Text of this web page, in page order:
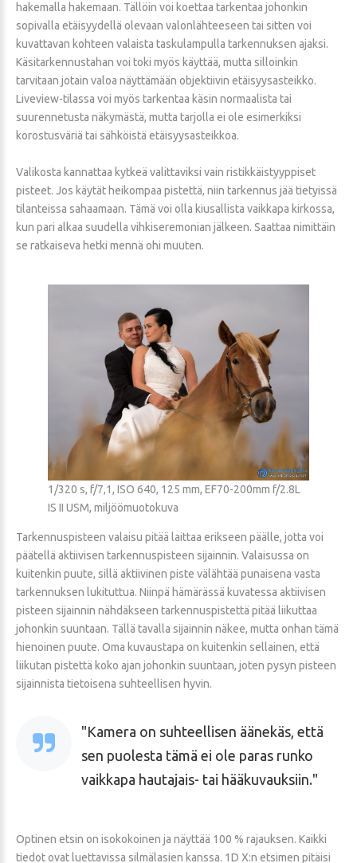
hakemalla hakemaan. Tällöin voi koettaa tarkentaa johonkin
sopivalla etäisyydellä olevaan valonlähteeseen tai sitten voi
kuvattavan kohteen valaista taskulampulla tarkennuksen ajaksi.
Käsitarkennustahan voi toki myös käyttää, mutta silloinkin
tarvitaan jotain valoa näyttämään objektiivin etäisyysasteikko.
Liveview-tilassa voi myös tarkentaa käsin normaalista tai
suurennetusta näkymästä, mutta tarjolla ei ole esimerkiksi
korostusväriä tai sähköistä etäisyysasteikkoa.
Valikosta kannattaa kytkeä valittaviksi vain ristikkäistyyppiset
pisteet. Jos käytät heikompaa pistettä, niin tarkennus jää tietyissä
tilanteissa sahaamaan. Tämä voi olla kiusallista vaikkapa kirkossa,
kun pari alkaa suudella vihkiseremonian jälkeen. Saattaa nimittäin
se ratkaiseva hetki mennä ohi muuten.
1/320 s, f/7,1, ISO 640, 125 mm, EF70-200mm f/2.8L
IS II USM, miljöömuotokuva
Tarkennuspisteen valaisu pitää laittaa erikseen päälle, jotta voi
päätellä aktiivisen tarkennuspisteen sijainnin. Valaisussa on
kuitenkin puute, sillä aktiivinen piste välähtää punaisena vasta
tarkennuksen lukituttua. Niinpä hämärässä kuvatessa aktiivisen
pisteen sijainnin nähdäkseen tarkennuspistettä pitää liikuttaa
johonkin suuntaan. Tällä tavalla sijainnin näkee, mutta onhan tämä
hienoinen puute. Oma kuvaustapa on kuitenkin sellainen, että
liikutan pistettä koko ajan johonkin suuntaan, joten pysyn pisteen
sijainnista tietoisena suhteellisen hyvin.
Kamera on suhteellisen äänekäs, että
sen puolesta tämä ei ole paras runko
vaikkapa hautajais- tai hääkuvauksiin.
Optinen etsin on isokokoinen ja näyttää 100 % rajauksen. Kaikki
tiedot ovat luettavissa silmälasien kanssa. 1D X:n etsimen pitäisi